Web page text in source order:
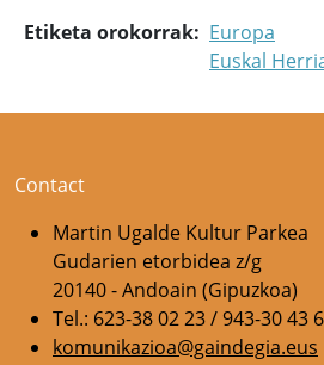
Etiketa orokorrak
Europa
Euskal
Contact
Martin Ugalde Kultur Parkea
Gudarien etorbidea z/g
20140 - Andoain (Gipuzkoa)
Tel.: 623-38 02 23 / 943-30 43
komunikazioa@gaindegia.eus